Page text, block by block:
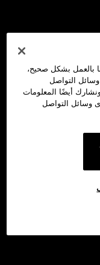
بالعمل بشكل صحيح،
التواصل
أيضًا المعلومات
وسائل التواصل